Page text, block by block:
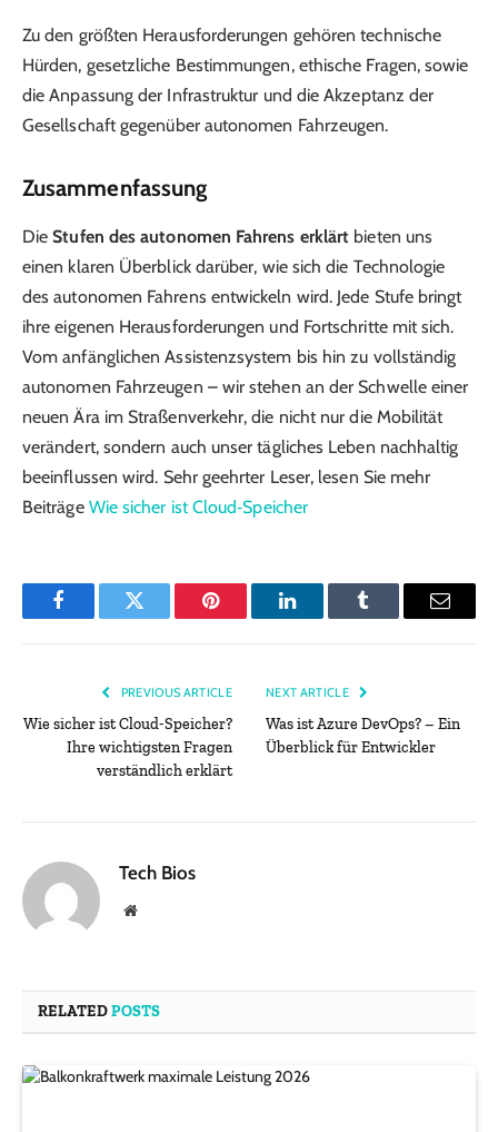
Zu den größten Herausforderungen gehören technische
Hürden, gesetzliche Bestimmungen, ethische Fragen, sowie
die Anpassung der Infrastruktur und die Akzeptanz der
Gesellschaft gegenüber autonomen Fahrzeugen.
Zusammenfassung
DieStufen des autonomen Fahrens erklärt bieten uns
einen klaren Überblick darüber, wie sich die Technologie
des autonomen Fahrens entwickeln wird. Jede Stufe bringt
ihre eigenen Herausforderungen und Fortschritte mit sich.
Vom anfänglichen Assistenzsystem bis hin zu vollständig
autonomen Fahrzeugen – wir stehen an der Schwelle einer
neuen Ära im Straßenverkehr, die nicht nur die Mobilität
verändert, sondern auch unser tägliches Leben nachhaltig
beeinflussen wird. Sehr geehrter Leser, lesen Sie mehr
Beiträge Wie sicher ist Cloud‑Speicher
FacebookTwitter Pinterest LinkedInTumblr Email
PREVIOUS ARTICLE
Wie sicher ist Cloud‑Speicher?
Ihre wichtigsten Fragen
verständlich erklärt
NEXT ARTICLE
Was ist Azure DevOps? – Ein
Überblick für Entwickler
Tech Bios
Website
RELATEDPOSTS